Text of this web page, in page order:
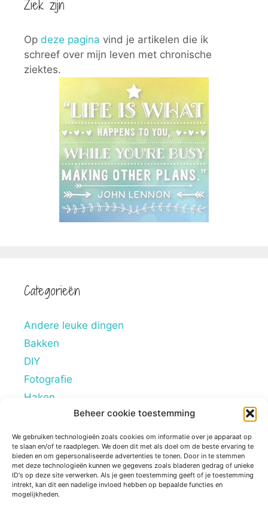
Beheer cookie toestemming
We gebruiken technologieën zoals cookies om informatie over je apparaat op
te slaan en/of te raadplegen. We doen dit met als doel om de beste ervaring te
bieden en om gepersonaliseerde advertenties te tonen. Door in te stemmen
met deze technologieën kunnen we gegevens zoals bladeren gedrag of unieke
ID's op deze site verwerken. Als je geen toestemming geeft of je toestemming
intrekt, kan dit een nadelige invloed hebben op bepaalde functies en
mogelijkheden.
Ziek zijn
Op deze pagina vind je artikelen die ik
schreef over mijn leven met chronische
ziektes.
Categorieën
Andere leuke dingen
Bakken
DIY
Fotografie
Haken
Lifestyle
Mindstyle
Overig
Persoonlijke blogs